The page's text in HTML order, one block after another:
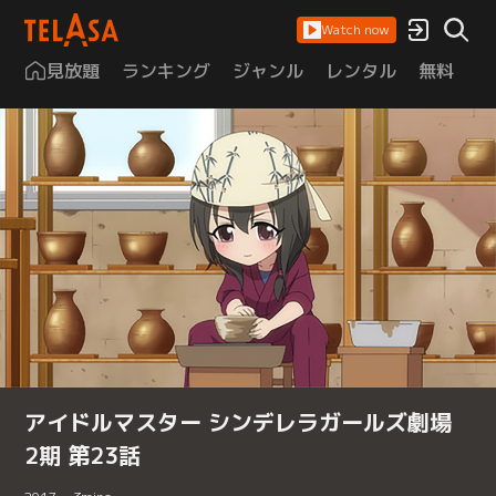
Watch now
見放題 ランキング ジャンル レンタル 無料
アイドルマスター シンデレラガールズ劇場
2期 第23話